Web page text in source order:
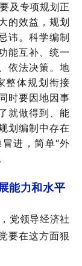
及专项规划正
的效益，规划
讳。科学编制
能互补、统一
依法决策。地
整体规划衔接
时要因地因事
就做得到、能
划编制中存在
进，简单“外
能力和水平
党领导经济社
要在这方面狠